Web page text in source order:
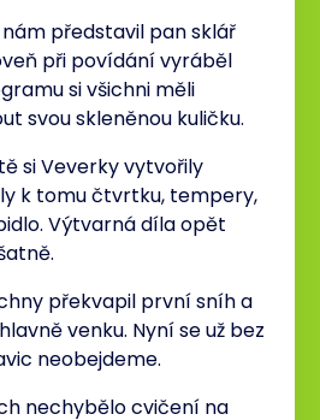
představil pan sklář
při povídání vyráběl
si všichni měli
svou skleněnou kuličku.
si Veverky vytvořily
k tomu čtvrtku, tempery,
Výtvarná díla opět
překvapil první sníh a
venku. Nyní se už bez
neobejdeme.
nechybělo cvičení na